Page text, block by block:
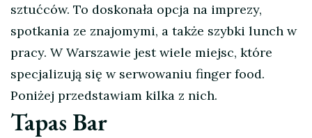
sztućców. To doskonała opcja na imprezy,
spotkania ze znajomymi, a także szybki lunch w
pracy. W Warszawie jest wiele miejsc, które
specjalizują się w serwowaniu finger food.
Poniżej przedstawiam kilka z nich.
Tapas Bar